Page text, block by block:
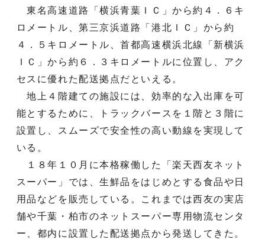
東名高速道路「横浜青葉ＩＣ」から約４．６キ
ロメートル、第三京浜道路「港北ＩＣ」から約
４．５キロメートル、首都高速横浜北線「新横浜
ＩＣ」から約６．３キロメートルに位置し、アク
セスに優れた配送拠点だといえる。
地上４階建ての施設には、効率的な入出庫を可
能とするために、トラックバースを１階と３階に
設置し、スムーズで安全性の高い動線を実現して
いる。
１８年１０月に本格稼働した「楽天西友ネット
スーパー」では、生鮮品をはじめとする食品や日
用品などを販売している。これまでは西友の実店
舗や千葉・柏市のネットスーパー専用物流センタ
ー、都内に設置した配送拠点から発送してきた。